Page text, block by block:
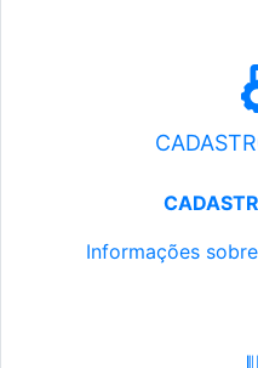
Informações